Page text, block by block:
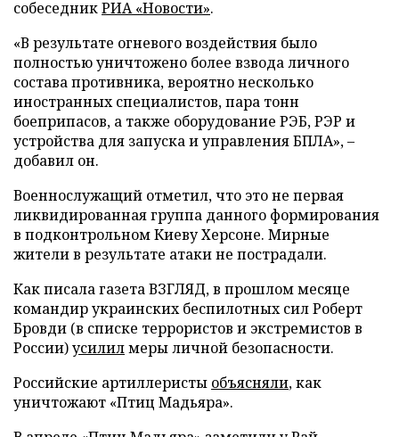
собеседникРИА «Новости».
«В результате огневого воздействия было
полностью уничтожено более взвода личного
состава противника, вероятно несколько
иностранных специалистов, пара тонн
боеприпасов, а также оборудование РЭБ, РЭР и
устройства для запуска и управления БПЛА», –
добавил он.
Военнослужащий отметил, что это не первая
ликвидированная группа данного формирования
в подконтрольном Киеву Херсоне. Мирные
жители в результате атаки не пострадали.
Как писала газета ВЗГЛЯД, в прошлом месяце
командир украинских беспилотных сил Роберт
Бровди (в списке террористов и экстремистов в
России)усилилмеры личной безопасности.
Российские артиллеристы объясняли, как
уничтожают «Птиц Мадьяра».